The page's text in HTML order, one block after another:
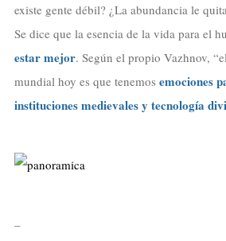
existe gente débil? ¿La abundancia le
Se dice que la esencia de la vida para el
estar mejor. Según el propio Vazhnov,
mundial hoy es que tenemos emociones
instituciones medievales y tecnología
–